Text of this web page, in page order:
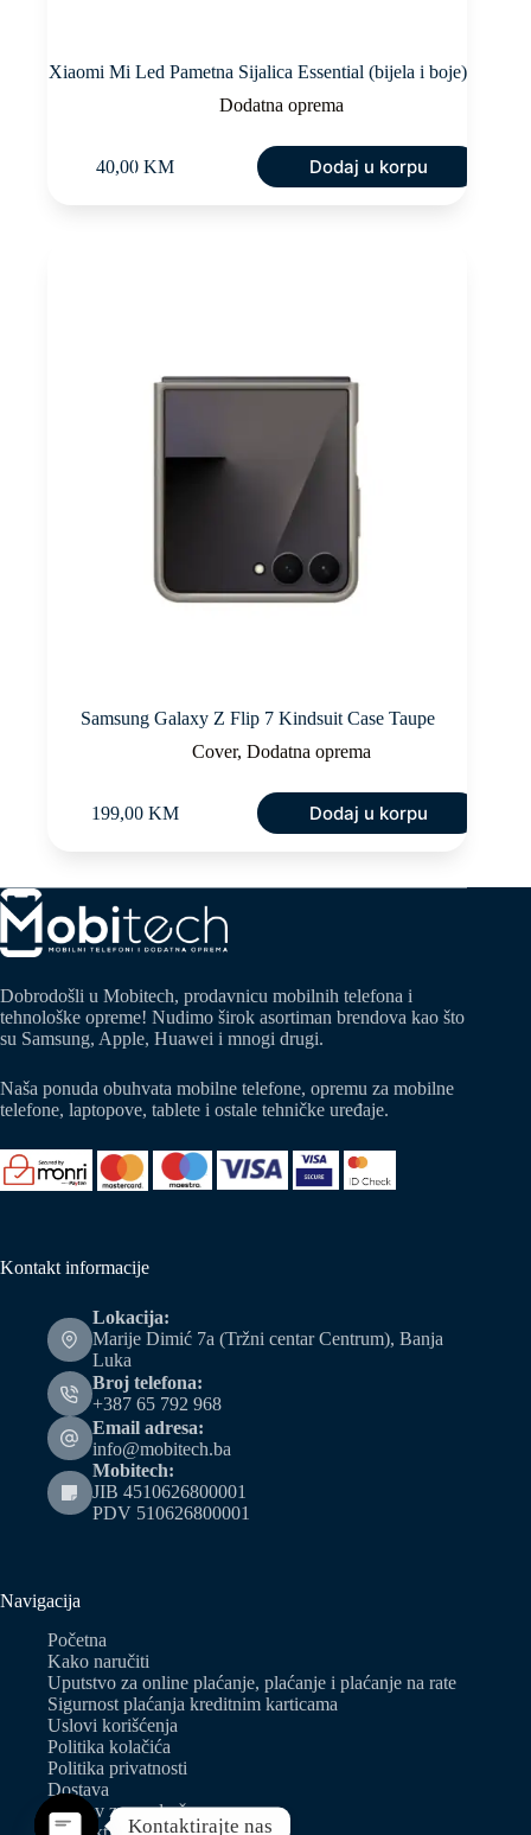
Xiaomi Mi Led Pametna Sijalica Essential (bijela i boje)
Dodatna oprema
40,00 KM Dodaj u korpu
Samsung Galaxy Z Flip 7 Kindsuit Case Taupe
Cover, Dodatna oprema
199,00 KM Dodaj u korpu
Dobrodošli u Mobitech, prodavnicu mobilnih telefona i
tehnološke opreme! Nudimo širok asortiman brendova kao što
su Samsung, Apple, Huawei i mnogi drugi.
Naša ponuda obuhvata mobilne telefone, opremu za mobilne
telefone, laptopove, tablete i ostale tehničke uređaje.
Kontakt informacije
Lokacija:
Marije Dimić 7a (Tržni centar Centrum), Banja
Luka
Broj telefona:
+387 65 792 968
Email adresa:
info@mobitech.ba
Mobitech:
JIB 4510626800001
PDV 510626800001
Navigacija
Početna
Kako naručiti
Uputstvo za online plaćanje, plaćanje i plaćanje na rate
Sigurnost plaćanja kreditnim karticama
Uslovi korišćenja
Politika kolačića
Politika privatnosti
Dostava
Zahtjev za predračun
Kontaktirajte nas